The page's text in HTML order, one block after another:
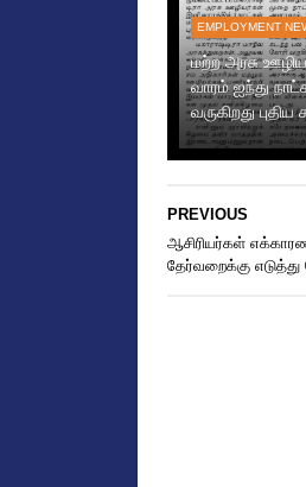
EMPLOYMENT
மற்ற அரசு
வாரம் ஐந்து
வருகிறது
PREVIOUS
ஆசிரியர்கள்
தேர்வறைக்கு எடுத்து